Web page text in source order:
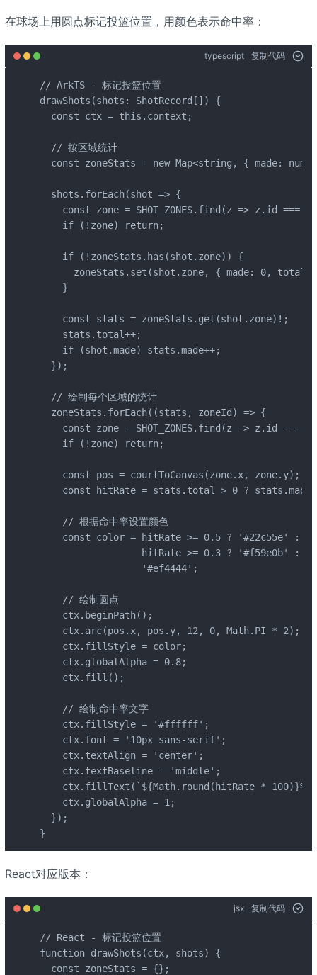
在球场上用圆点标记投篮位置，用颜色表示命中率：
typescript 复制代码
// ArkTS - 标记投篮位置
drawShots(shots: ShotRecord[]) {
  const ctx = this.context;
  // 按区域统计
const zoneStats = new Map<string, { made:
  shots.forEach(shot => {
const zone = SHOT_ZONES.find(z => z.id ===
    if (!zone) return;
    if (!zoneStats.has(shot.zone)) {
zoneStats.set(shot.zone, { made: 0, total:
    }
    const stats = zoneStats.get(shot.zone)!;
    stats.total++;
    if (shot.made) stats.made++;
  });
  // 绘制每个区域的统计
  zoneStats.forEach((stats, zoneId) => {
const zone = SHOT_ZONES.find(z => z.id ===
    if (!zone) return;
    const pos = courtToCanvas(zone.x, zone.y);
const hitRate = stats.total > 0 ? stats.made
    // 根据命中率设置颜色
const color = hitRate >= 0.5 ? '#22c55e' :
hitRate >= 0.3 ? '#f59e0b' :
'#ef4444';
    // 绘制圆点
    ctx.beginPath();
    ctx.arc(pos.x, pos.y, 12, 0, Math.PI * 2);
    ctx.fillStyle = color;
    ctx.globalAlpha = 0.8;
    ctx.fill();
    // 绘制命中率文字
    ctx.fillStyle = '#ffffff';
    ctx.font = '10px sans-serif';
    ctx.textAlign = 'center';
    ctx.textBaseline = 'middle';
ctx.fillText(`${Math.round(hitRate *
    ctx.globalAlpha = 1;
  });
}
React对应版本：
jsx 复制代码
// React - 标记投篮位置
function drawShots(ctx, shots) {
  const zoneStats = {};